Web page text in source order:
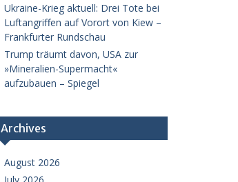
Ukraine-Krieg aktuell: Drei Tote bei
Luftangriffen auf Vorort von Kiew –
Frankfurter Rundschau
Trump träumt davon, USA zur
»Mineralien-Supermacht«
aufzubauen – Spiegel
Archives
August 2026